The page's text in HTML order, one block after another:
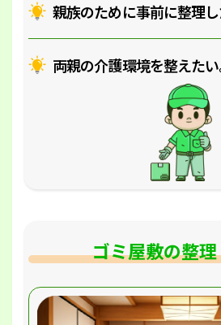
親族のために事前に整理
両親の介護環境を整えたい
ゴミ屋敷の整